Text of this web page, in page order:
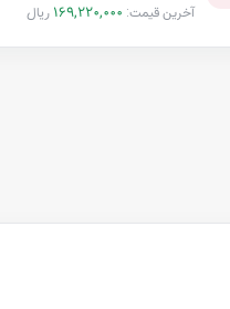
آخرین قیمت: 169,220,000 ریال